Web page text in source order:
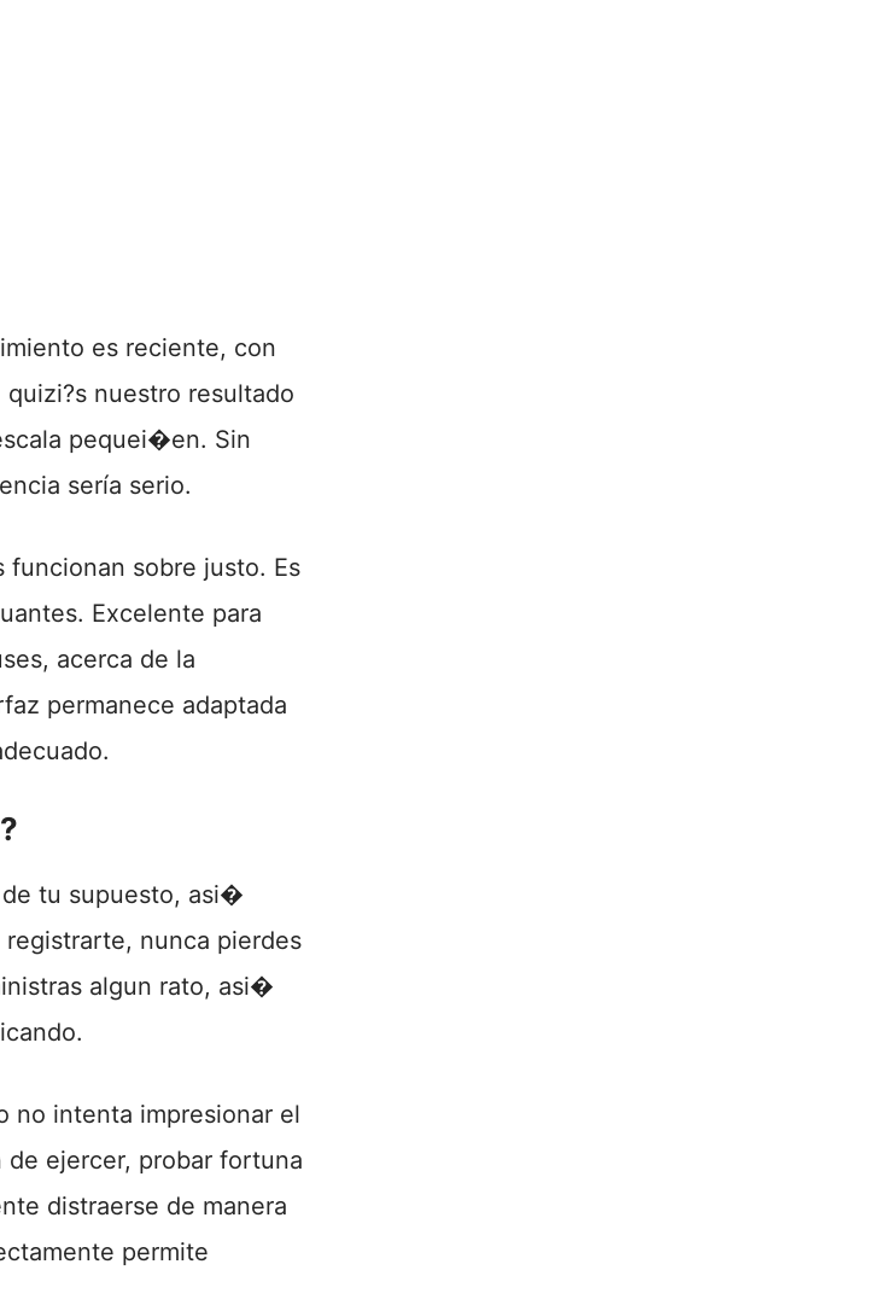
es reciente, con
nuestro resultado
pequei�en. Sin
serí­a serio.
funcionan sobre justo. Es
Excelente para
acerca de la
permanece adaptada
tu supuesto, asi�
nunca pierdes
algun rato, asi�
no intenta impresionar el
ejercer, probar fortuna
distraerse de manera
permite